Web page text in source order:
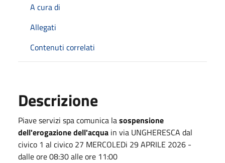
A cura di
Allegati
Contenuti correlati
Descrizione
Piave servizi spa comunica lasospensione
dell'erogazione dell'acqua in via UNGHERESCA dal
civico 1 al civico 27 MERCOLEDi 29 APRILE 2026 -
dalle ore 08:30 alle ore 11:00